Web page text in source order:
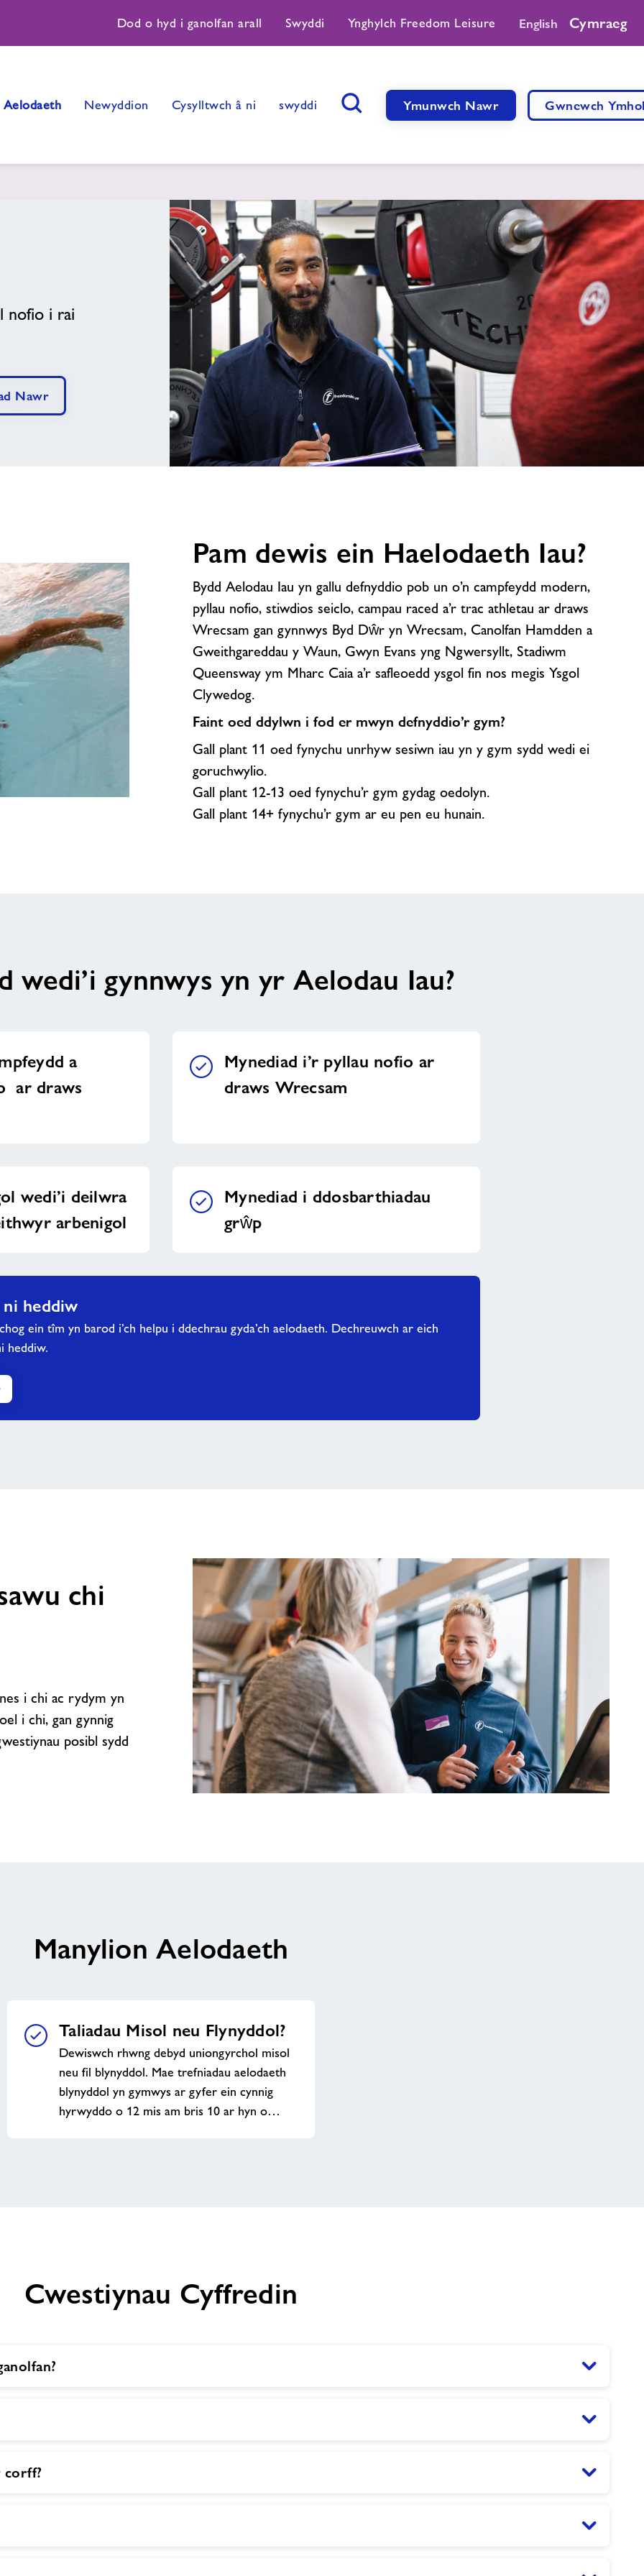
Dod o hyd i ganolfan arall Swyddi Ynghylch Freedom Leisure English Cymraeg
Aelodaeth Newyddion Cysylltwch â ni swyddi Ymunwch Nawr Gwnewch
nofio i rai
Nawr
Pam dewis ein Haelodaeth Iau?
Bydd Aelodau Iau yn gallu defnyddio pob un o’n campfeydd modern,
pyllau nofio, stiwdios seiclo, campau raced a’r trac athletau ar draws
Wrecsam gan gynnwys Byd Dŵr yn Wrecsam, Canolfan Hamdden a
Gweithgareddau y Waun, Gwyn Evans yng Ngwersyllt, Stadiwm
Queensway ym Mharc Caia a’r safleoedd ysgol fin nos megis Ysgol
Clywedog.
Faint oed ddylwn i fod er mwyn defnyddio’r gym?
Gall plant 11 oed fynychu unrhyw sesiwn iau yn y gym sydd wedi ei
goruchwylio.
Gall plant 12-13 oed fynychu’r gym gydag oedolyn.
Gall plant 14+ fynychu’r gym ar eu pen eu hunain.
wedi’i gynnwys yn yr Aelodau Iau?
a
ar draws
Mynediad i’r pyllau nofio ar
draws Wrecsam
wedi’i deilwra
arbenigol
Mynediad i ddosbarthiadau
grŵp
ni heddiw
ein tîm yn barod i’ch helpu i ddechrau gyda’ch aelodaeth. Dechreuwch ar eich
heddiw.
hamdden
gymunedol
chi
i chi ac rydym yn
i chi, gan gynnig
posibl sydd
Manylion Aelodaeth
Taliadau Misol neu Flynyddol?
Dewiswch rhwng debyd uniongyrchol misol
neu fil blynyddol. Mae trefniadau aelodaeth
blynyddol yn gymwys ar gyfer ein cynnig
hyrwyddo o 12 mis am bris 10 ar hyn o…
Cwestiynau Cyffredin
corff?